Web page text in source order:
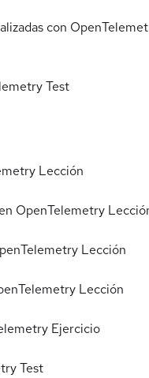
con
Test
Lección
OpenTelemetry
Lección
Lección
Ejercicio
Test